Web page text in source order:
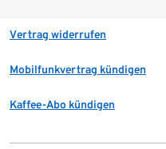
Vertrag widerrufen
Mobilfunkvertrag kündigen
Kaffee-Abo kündigen